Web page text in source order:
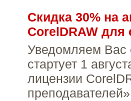
Скидка 30% на
CorelDRAW для
Уведомляем Вас
стартует 1
лицензии